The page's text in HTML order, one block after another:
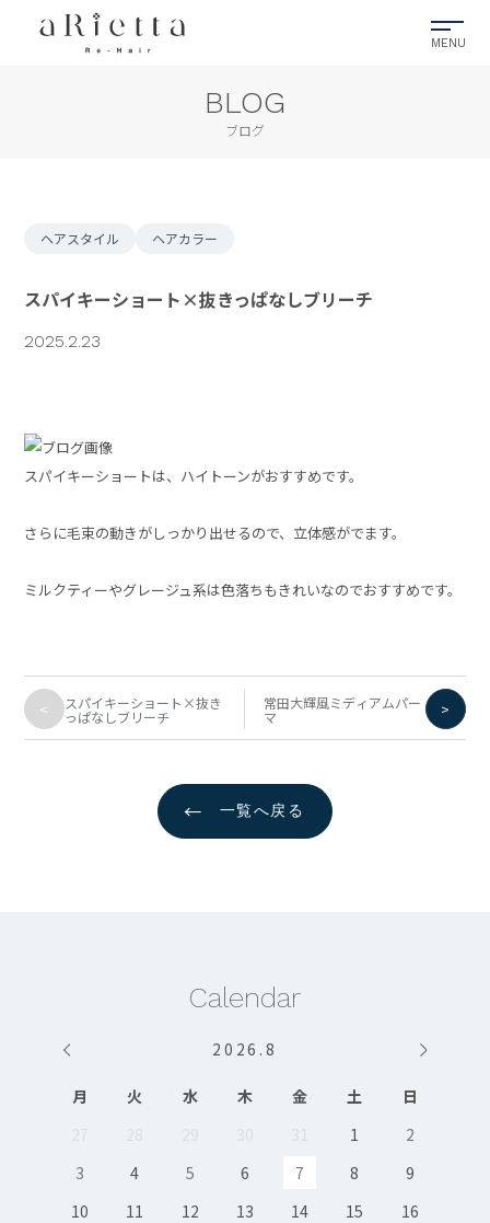
BLOG
ブログ
ヘアスタイル ヘアカラー
スパイキーショート×抜きっぱなしブリーチ
2025.2.23
スパイキーショートは、ハイトーンがおすすめです。
さらに毛束の動きがしっかり出せるので、立体感がでます。
ミルクティーやグレージュ系は色落ちもきれいなのでおすすめです。
< スパイキーショート×抜き
っぱなしブリーチ
常田大輝風ミディアムパー
マ >
← 一覧へ戻る
Calendar
2026 .8
月 火 水 木 金 土
日
27
28 29 30 31 1
2
3
4 5 6 7 8
9
10
11 12 13 14 15
16